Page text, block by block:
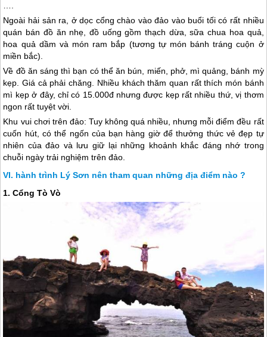
….
Ngoài hải sản ra, ở dọc cổng chào vào đảo vào buổi tối có rất nhiều
quán bán đồ ăn nhẹ, đồ uống gồm thạch dừa, sữa chua hoa quả,
hoa quả dầm và món ram bắp (tương tự món bánh tráng cuộn ở
miền bắc).
Về đồ ăn sáng thì bạn có thể ăn bún, miến, phở, mì quảng, bánh mỳ
kẹp. Giá cả phải chăng. Nhiều khách thăm quan rất thích món bánh
mì kẹp ở đây, chỉ có 15.000đ nhưng được kẹp rất nhiều thứ, vị thơm
ngon rất tuyệt vời.
Khu vui chơi trên đảo: Tuy không quá nhiều, nhưng mỗi điểm đều rất
cuốn hút, có thể ngốn của bạn hàng giờ để thưởng thức vẻ đẹp tự
nhiên của đảo và lưu giữ lại những khoảnh khắc đáng nhớ trong
chuỗi ngày trải nghiệm trên đảo.
hành trình Lý Sơn nên tham quan những địa điểm nào ?
1. Cổng Tò Vò